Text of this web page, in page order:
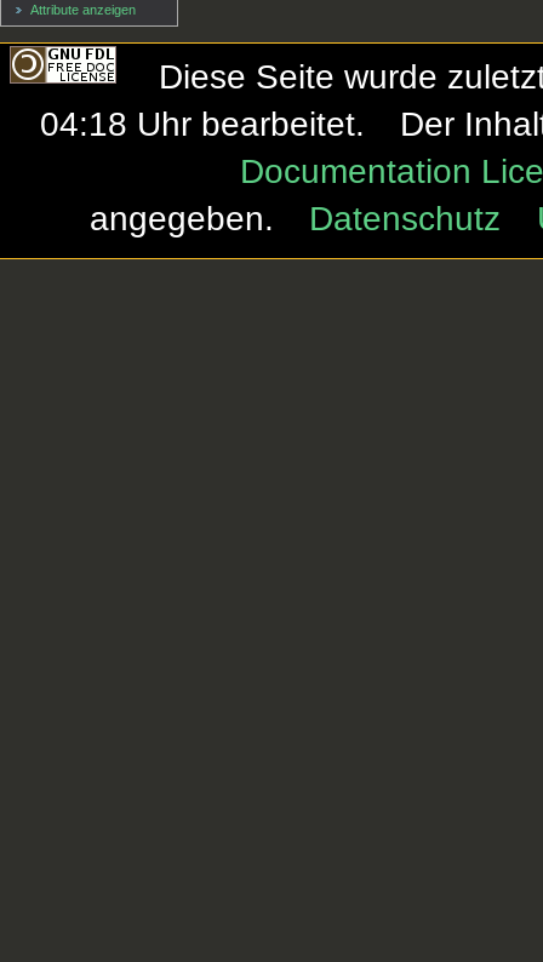
Attribute anzeigen
Diese Seite wurde
04:18 Uhr bearbeitet.
Der
Documentation
angegeben.
Datenschutz